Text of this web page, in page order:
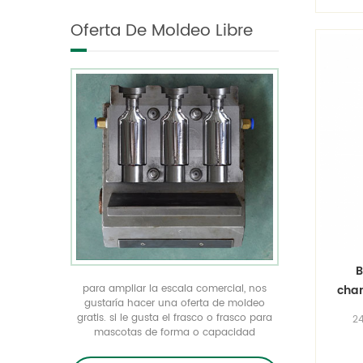
del
únicas en todos los
único gracias a nuestra
oferta de moldeado
gratuito.
Oferta De Moldeo Libre
para ampliar la escala comercial, nos
gustaría hacer una oferta de moldeo
gratis. si le gusta el frasco o frasco para
mascotas de forma o capacidad